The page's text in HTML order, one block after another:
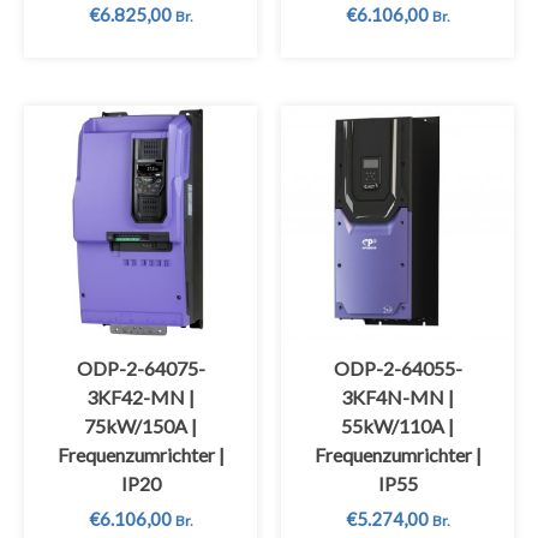
€6.825,00 Br. €6.106,00 Br.
ODP-2-64075-
3KF42-MN |
75kW/150A |
Frequenzumrichter |
IP20
€6.106,00 Br.
ODP-2-64055-
3KF4N-MN |
55kW/110A |
Frequenzumrichter |
IP55
€5.274,00 Br.